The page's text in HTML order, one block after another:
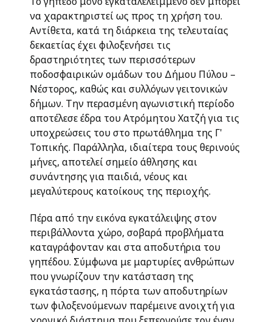
να χαρακτηριστεί ως προς τη χρήση του.
Αντίθετα, κατά τη διάρκεια της τελευταίας
δεκαετίας έχει φιλοξενήσει τις
δραστηριότητες των περισσότερων
ποδοσφαιρικών ομάδων του Δήμου Πύλου –
Νέστορος, καθώς και συλλόγων γειτονικών
δήμων. Την περασμένη αγωνιστική περίοδο
αποτέλεσε έδρα του Ατρόμητου Χατζή για τις
υποχρεώσεις του στο πρωτάθλημα της Γ'
Τοπικής. Παράλληλα, ιδιαίτερα τους θερινούς
μήνες, αποτελεί σημείο άθλησης και
συνάντησης για παιδιά, νέους και
μεγαλύτερους κατοίκους της περιοχής.
Πέρα από την εικόνα εγκατάλειψης στον
περιβάλλοντα χώρο, σοβαρά προβλήματα
καταγράφονταν και στα αποδυτήρια του
γηπέδου. Σύμφωνα με μαρτυρίες ανθρώπων
που γνωρίζουν την κατάσταση της
εγκατάστασης, η πόρτα των αποδυτηρίων
των φιλοξενούμενων παρέμεινε ανοιχτή για